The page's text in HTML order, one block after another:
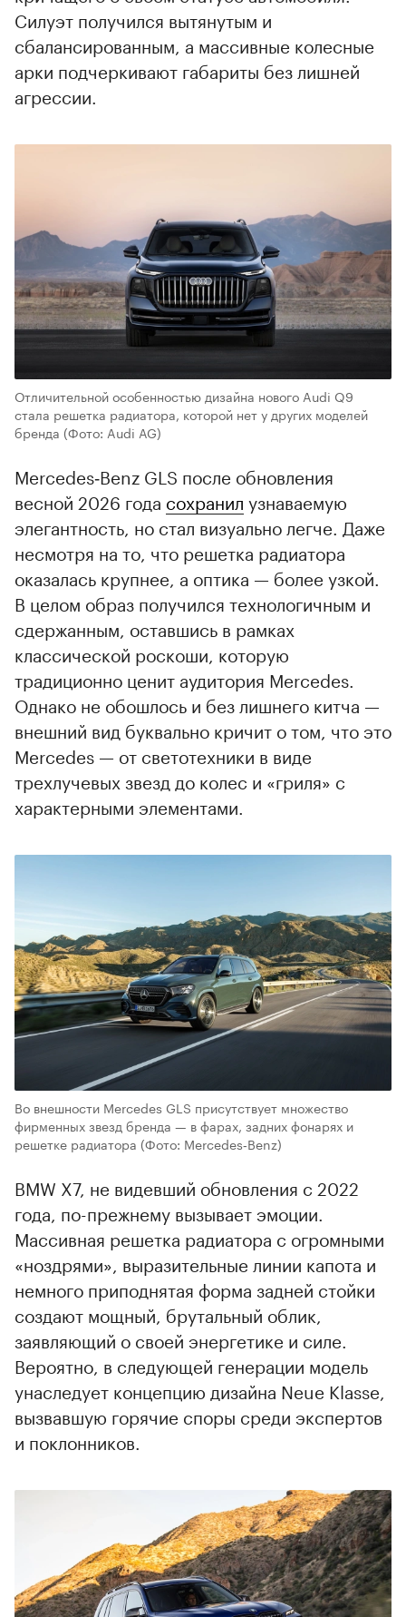
Силуэт получился вытянутым и
сбалансированным, а массивные колесные
арки подчеркивают габариты без лишней
агрессии.
Отличительной особенностью дизайна нового Audi Q9
стала решетка радиатора, которой нет у других моделей
бренда (Фото: Audi AG)
Mercedes‑Benz GLS после обновления
весной 2026 года сохранил узнаваемую
элегантность, но стал визуально легче. Даже
несмотря на то, что решетка радиатора
оказалась крупнее, а оптика — более узкой.
В целом образ получился технологичным и
сдержанным, оставшись в рамках
классической роскоши, которую
традиционно ценит аудитория Mercedes.
Однако не обошлось и без лишнего китча —
внешний вид буквально кричит о том, что это
Mercedes — от светотехники в виде
трехлучевых звезд до колес и «гриля» с
характерными элементами.
Во внешности Mercedes GLS присутствует множество
фирменных звезд бренда — в фарах, задних фонарях и
решетке радиатора (Фото: Mercedes‑Benz)
BMW X7, не видевший обновления с 2022
года, по-прежнему вызывает эмоции.
Массивная решетка радиатора с огромными
«ноздрями», выразительные линии капота и
немного приподнятая форма задней стойки
создают мощный, брутальный облик,
заявляющий о своей энергетике и силе.
Вероятно, в следующей генерации модель
унаследует концепцию дизайна Neue Klasse,
вызвавшую горячие споры среди экспертов
и поклонников.